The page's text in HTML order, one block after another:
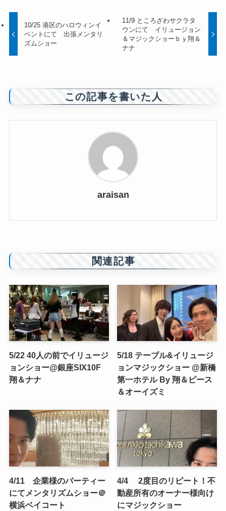
10/25 港区のハロウィンイ
ベントにて 出張メンタリ
ズムショー
11/9 ところざわサクラタ
ウンにて イリュージョン
＆マジックショーｂｙ翔＆
ナナ
この記事を書いた人
araisan
関連記事
5/22 40人の前でイリュージ
ョンショー@銀座SIX10F
翔＆ナナ
5/18 テーブル&イリュージ
ョンマジックショー @新橋
第一ホテル By 翔＆ピース
＆オーイズミ
4/11 企業様のパーティー
にてメンタリズムショー＠
横浜ベイコート
4/4 2度目のリピート！不
動産所有のオーナー様向け
にマジックショー